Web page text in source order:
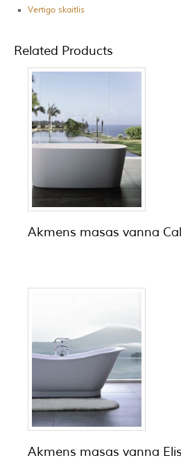
Vertigo skaitlis
Related Products
Akmens masas vanna
Akmens masas vanna